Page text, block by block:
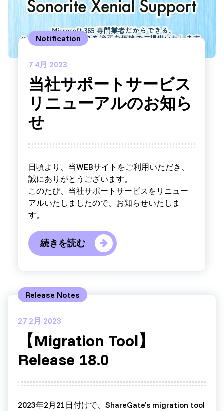
Notification
74月 2023
当社サポートサービス
リニューアルのお知ら
せ
日頃より、当WEBサイトをご利用いただき、
誠にありがとうございます。
このたび、当社サポートサービスをリニュー
アルいたしましたので、お知らせいたしま
す。
続きを読む
Release Notes
27 2月 2023
【Migration Tool】
Release 18.0
2023年2月21日付けで、ShareGate’s migration tool